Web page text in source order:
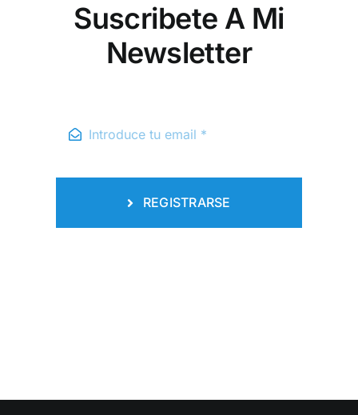
Suscribete A Mi
Newsletter
REGISTRARSE